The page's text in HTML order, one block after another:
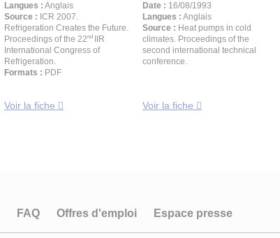
Langues : Anglais
Source : ICR 2007.
Refrigeration Creates the Future.
Proceedings of the 22nd
IIR
International Congress of
Refrigeration.
Formats : PDF
Voir la fiche
Date : 16/08/1993
Langues : Anglais
Source : Heat pumps in cold
climates. Proceedings of the
second international technical
conference.
Voir la fiche
FAQ Offres d'emploi Espace presse